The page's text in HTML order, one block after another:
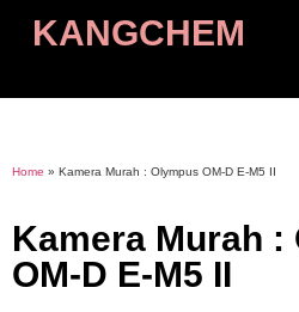
KANGCHEM
Home » Kamera Murah : Olympus OM-D E-M5 II
Kamera Murah :
OM-D E-M5 II